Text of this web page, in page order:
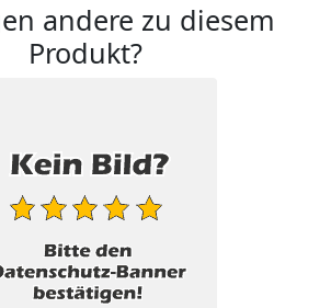
andere zu diesem
Produkt?